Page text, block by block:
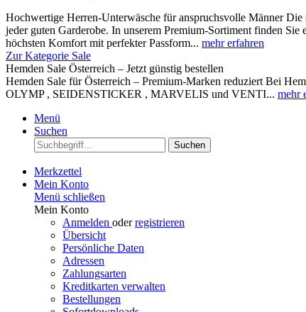
Hochwertige Herren-Unterwäsche für anspruchsvolle Männer
jeder guten Garderobe. In unserem Premium-Sortiment finden Sie
höchsten Komfort mit perfekter Passform... mehr erfahren
Zur Kategorie Sale
Hemden Sale Österreich – Jetzt günstig bestellen
Hemden Sale für Österreich – Premium-Marken reduziert Bei
OLYMP , SEIDENSTICKER , MARVELIS und VENTI... mehr
Menü
Suchen
Suchen
Merkzettel
Mein Konto
Menü schließen
Mein Konto
Anmelden oderregistrieren
Übersicht
Persönliche Daten
Adressen
Zahlungsarten
Kreditkarten verwalten
Bestellungen